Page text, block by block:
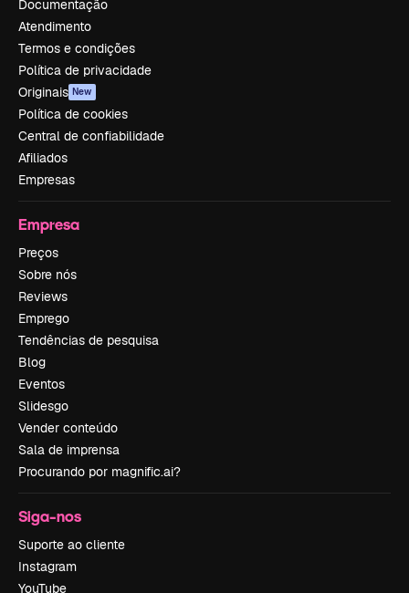
Documentação
Atendimento
Termos e condições
Política de privacidade
Originais New
Política de cookies
Central de confiabilidade
Afiliados
Empresas
Empresa
Preços
Sobre nós
Reviews
Emprego
Tendências de pesquisa
Blog
Eventos
Slidesgo
Vender conteúdo
Sala de imprensa
Procurando por magnific.ai?
Siga-nos
Suporte ao cliente
Instagram
YouTube